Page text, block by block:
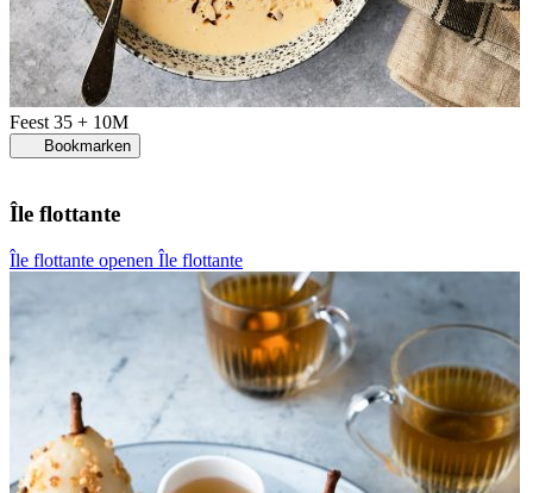
Feest 35 + 10M
Bookmarken
Île flottante
Île flottante openen Île flottante